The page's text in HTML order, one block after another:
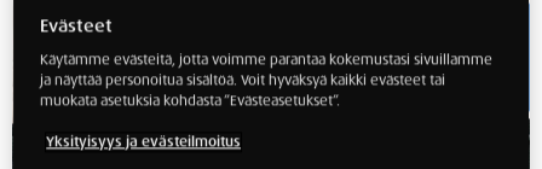
Evästeet
Käytämme evästeitä, jotta voimme parantaa kokemustasi sivuillamme
ja näyttää personoitua sisältöä. Voit hyväksyä kaikki evästeet tai
muokata asetuksia kohdasta ”Evästeasetukset”.
Yksityisyys ja evästeilmoitus